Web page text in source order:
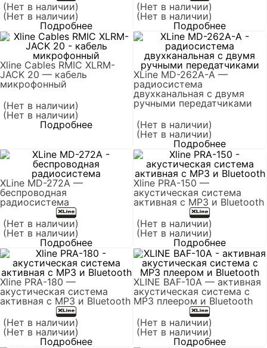
(Нет в наличии)
(Нет в наличии)
Подробнее
(Нет в наличии)
(Нет в наличии)
Подробнее
Xline Cables RMIC XLRM-
JACK 20 — кабель
микрофонный
(Нет в наличии)
(Нет в наличии)
Подробнее
XLine MD-262A-A —
радиосистема
двухканальная c двумя
ручными передатчиками
(Нет в наличии)
(Нет в наличии)
Подробнее
XLine MD-272A —
беспроводная
радиосистема
(Нет в наличии)
(Нет в наличии)
Подробнее
Xline PRA-150 —
акустическая система
активная с MP3 и Bluetooth
(Нет в наличии)
(Нет в наличии)
Подробнее
Xline PRA-180 —
акустическая система
активная с MP3 и Bluetooth
(Нет в наличии)
(Нет в наличии)
Подробнее
XLINE BAF-10A — активная
акустическая система с
MP3 плеером и Bluetooth
(Нет в наличии)
(Нет в наличии)
Подробнее